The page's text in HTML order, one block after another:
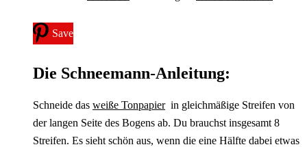
Save
Die Schneemann-Anleitung:
Schneide das weiße Tonpapierin gleichmäßige Streifen von
der langen Seite des Bogens ab. Du brauchst insgesamt 8
Streifen. Es sieht schön aus, wenn die eine Hälfte dabei etwas